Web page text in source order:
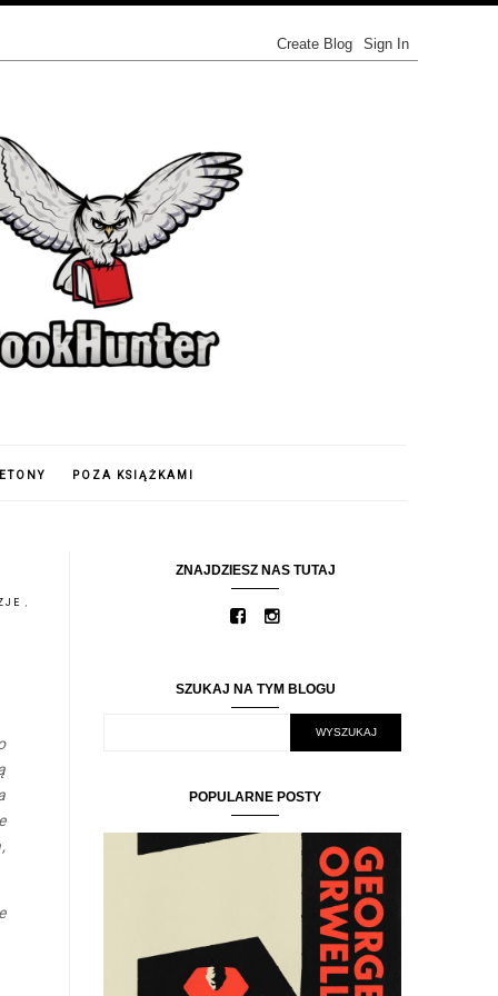
POZA KSIĄŻKAMI
ZNAJDZIESZ NAS TUTAJ
SZUKAJ NA TYM BLOGU
POPULARNE POSTY